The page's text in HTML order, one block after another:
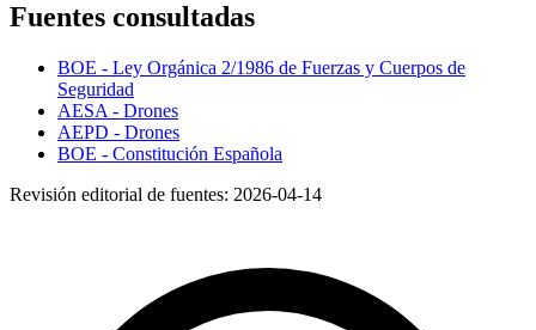
Fuentes consultadas
BOE - Ley Orgánica 2/1986 de Fuerzas y Cuerpos de
Seguridad
AESA - Drones
AEPD - Drones
BOE - Constitución Española
Revisión editorial de fuentes: 2026-04-14